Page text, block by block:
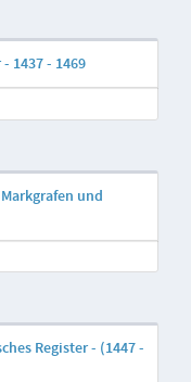
1437 - 1469
und
Register - (1447 -